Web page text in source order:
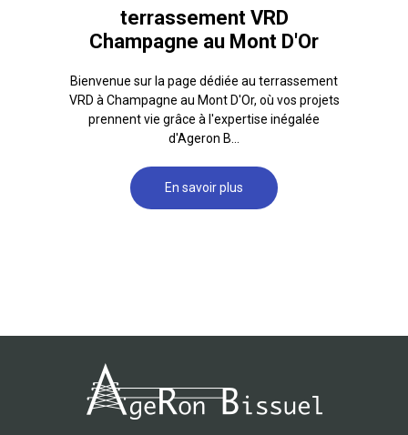
terrassement VRD
Champagne au Mont D'Or
Bienvenue sur la page dédiée au terrassement
VRD à Champagne au Mont D'Or, où vos projets
prennent vie grâce à l'expertise inégalée
d'Ageron B...
En savoir plus